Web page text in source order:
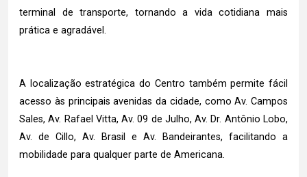
terminal de transporte, tornando a vida cotidiana mais
prática e agradável.
A localização estratégica do Centro também permite fácil
acesso às principais avenidas da cidade, como Av. Campos
Sales, Av. Rafael Vitta, Av. 09 de Julho, Av. Dr. Antônio Lobo,
Av. de Cillo, Av. Brasil e Av. Bandeirantes, facilitando a
mobilidade para qualquer parte de Americana.